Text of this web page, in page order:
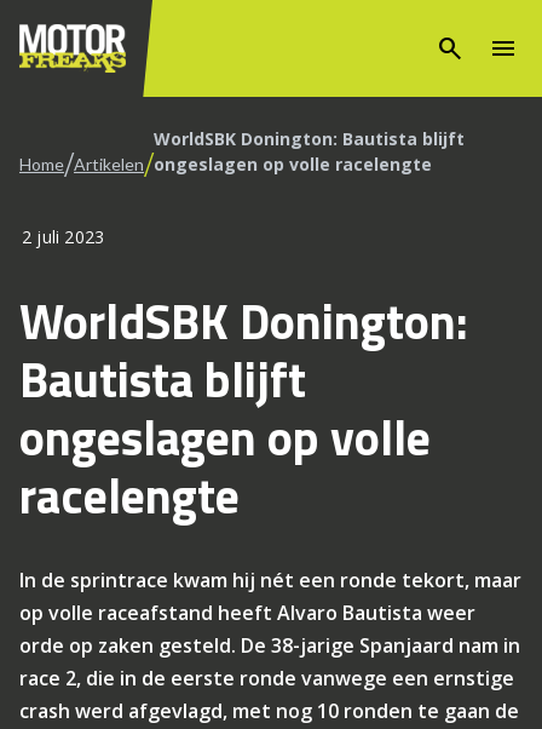
search menu
Home/Artikelen/WorldSBK Donington: Bautista blijft
ongeslagen op volle racelengte
2 juli 2023
WorldSBK Donington:
Bautista blijft
ongeslagen op volle
racelengte
In de sprintrace kwam hij nét een ronde tekort, maar
op volle raceafstand heeft Alvaro Bautista weer
orde op zaken gesteld. De 38-jarige Spanjaard nam in
race 2, die in de eerste ronde vanwege een ernstige
crash werd afgevlagd, met nog 10 ronden te gaan de